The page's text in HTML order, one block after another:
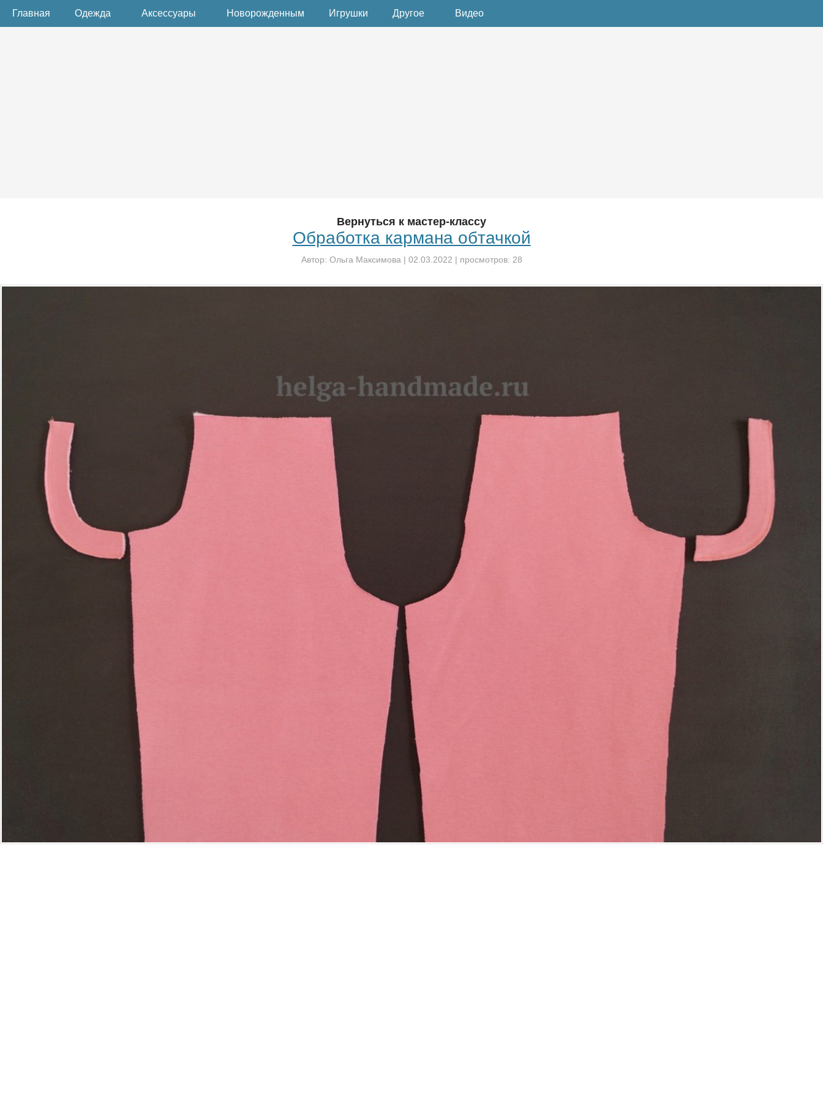
Главная Одежда Аксессуары Новорожденным Игрушки Другое Видео
Вернуться к мастер-классу
Обработка кармана обтачкой
Автор: Ольга Максимова | 02.03.2022 | просмотров: 28